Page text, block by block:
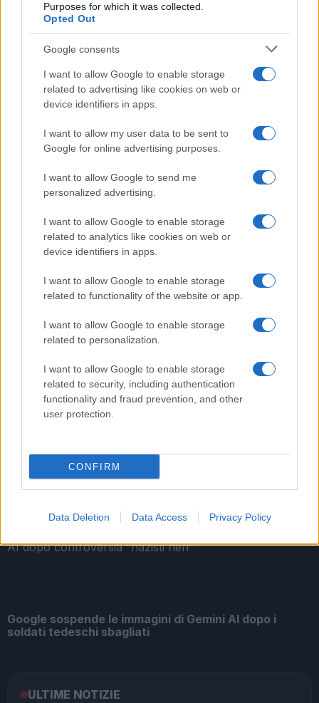
Purposes for which it was collected.
Opted Out
Google consents
I want to allow Google to enable storage
related to advertising like cookies on web or
device identifiers in apps.
I want to allow my user data to be sent to
Google for online advertising purposes.
I want to allow Google to send me
personalized advertising.
I want to allow Google to enable storage
related to analytics like cookies on web or
device identifiers in apps.
I want to allow Google to enable storage
related to functionality of the website or app.
I want to allow Google to enable storage
related to personalization.
I want to allow Google to enable storage
related to security, including authentication
functionality and fraud prevention, and other
user protection.
CONFIRM
Data Deletion Data Access Privacy Policy
Precedente
“Scuole Sicure”,
interviene anche il
cane Rex
Successiva
Agricoltori a Roma,
quando verrà
data
ARTICOLI CORRELATI
Amputata gamba giovane aggredito machete
Paola Perego in tv: malore in diretta, cosa è
Google sospende le immagini di Gemini AI dopo i
soldati tedeschi sbagliati
ULTIME NOTIZIE